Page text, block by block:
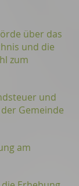
über das
und die
zum
und
Gemeinde
am